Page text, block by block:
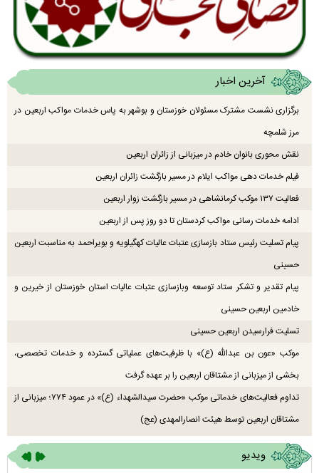
آخرین اخبار
برگزاری نشست مشترک مسئولان خوزستان و بوشهر به پاس خدمات مواکب اربعین در
مرز شلمچه
نقش محوری بانوان خادم در میزبانی از زائران اربعین
فیلم خدمات دهی مواکب ایلام در مسیر بازگشت زائران اربعین
فعالیت ۱۳۷ موکب کرمانشاهی در مسیر بازگشت زوار اربعین
ادامه خدمات رسانی مواکب کردستان تا دو روز پس از اربعین
پیام تسلیت رئیس ستاد بازسازی عتبات عالیات کهگیلویه و بویراحمد به مناسبت اربعین
حسینی
پیام تقدیر و تشکر ستاد توسعه وبازسازی عتبات عالیات استان خوزستان از خیرین و
خادمین اربعین حسینی
تسلیت فرارسیدن اربعین حسینی
موکب «عون بن عبدالله (ع)» با ظرفیت‌های عملیاتی گسترده و خدمات تخصصی،
بخشی از میزبانی از مشتاقان اربعین را بر عهده گرفت
تداوم فعالیت‌های خدماتی موکب «حضرت سیدالشهداء (ع)» در عمود ۷۷۴؛ میزبانی از
مشتاقان اربعین توسط هیئت انصارالمهدی (عج)
ویدیو